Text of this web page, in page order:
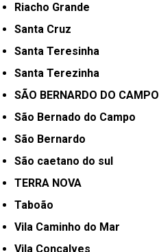
Riacho Grande
Santa Cruz
Santa Teresinha
Santa Terezinha
SÃO BERNARDO DO CAMPO
São Bernado do Campo
São Bernardo
São caetano do sul
TERRA NOVA
Taboão
Vila Caminho do Mar
Vila Conçalves